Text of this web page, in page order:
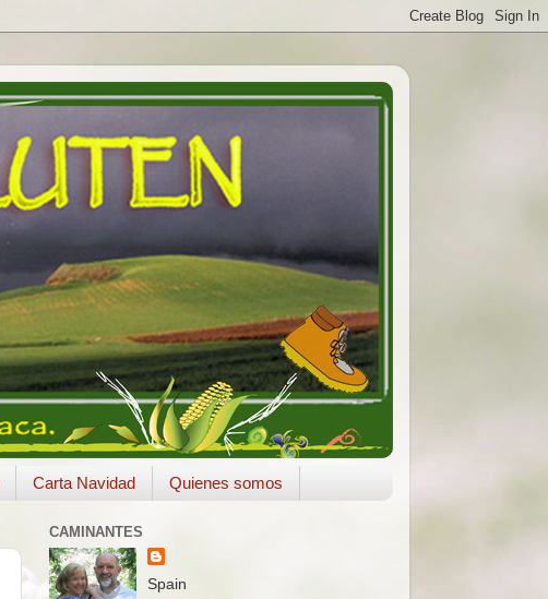
Carta Navidad Quienes somos
CAMINANTES
Spain